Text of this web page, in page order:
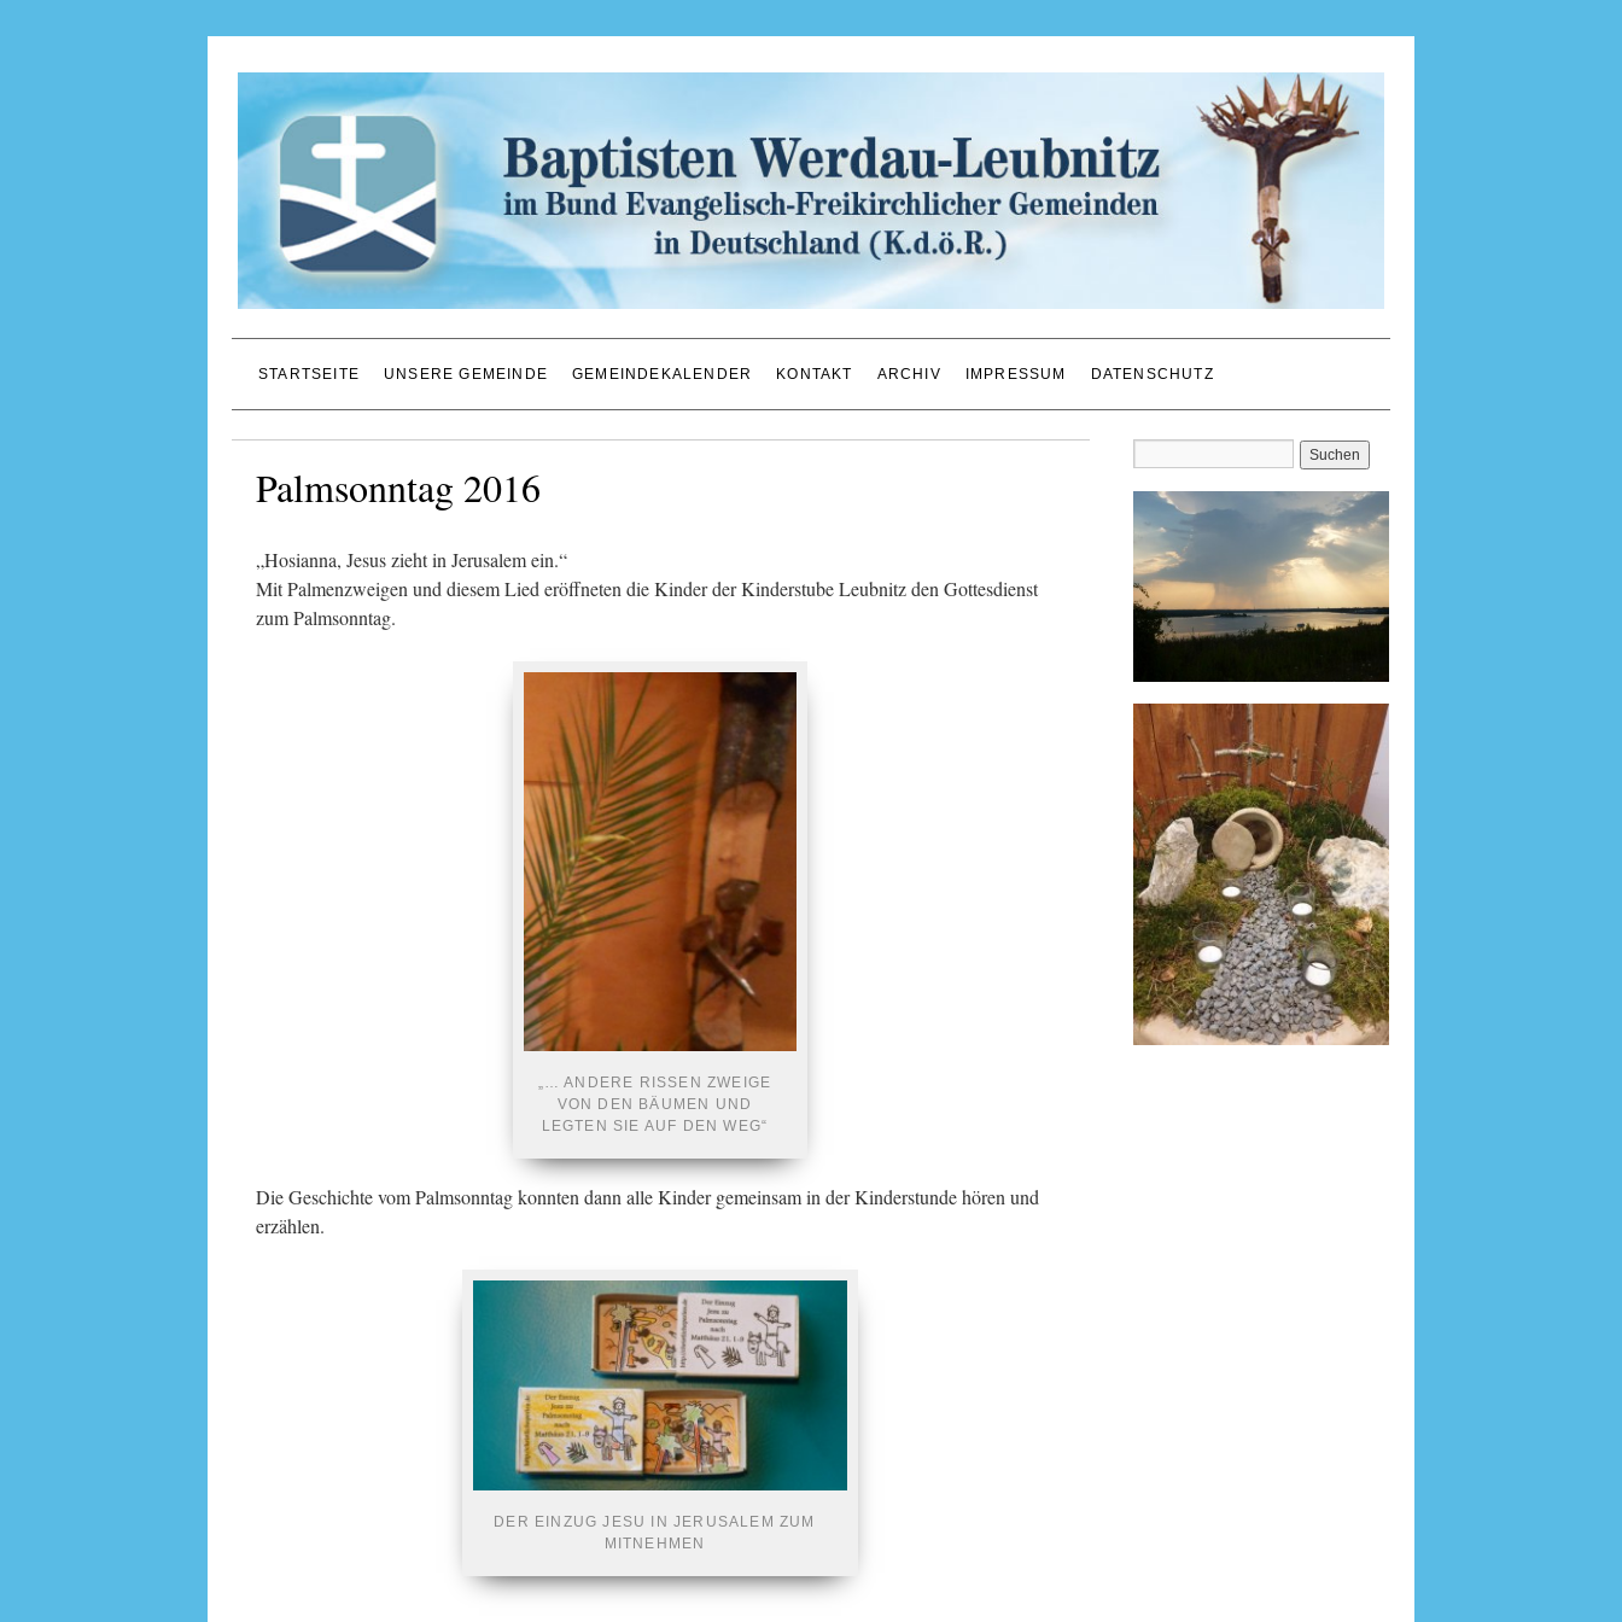
STARTSEITE UNSERE GEMEINDE GEMEINDEKALENDER KONTAKT ARCHIV IMPRESSUM DATENSCHUTZ
Palmsonntag 2016
„Hosianna, Jesus zieht in Jerusalem ein.“
Mit Palmenzweigen und diesem Lied eröffneten die Kinder der Kinderstube Leubnitz den Gottesdienst
zum Palmsonntag.
„… ANDERE RISSEN ZWEIGE
VON DEN BÄUMEN UND
LEGTEN SIE AUF DEN WEG“
Die Geschichte vom Palmsonntag konnten dann alle Kinder gemeinsam in der Kinderstunde hören und
erzählen.
DER EINZUG JESU IN JERUSALEM ZUM
MITNEHMEN